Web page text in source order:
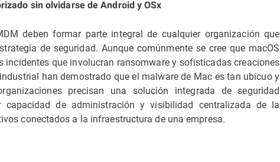
sin olvidarse de Android y OSx
deben formar parte integral de cualquier organización que
de seguridad. Aunque comúnmente se cree que macOS
incidentes que involucran ransomware y sofisticadas creaciones
han demostrado que el malware de Mac es tan ubicuo y
precisan una solución integrada de seguridad
de administración y visibilidad centralizada de la
conectados a la infraestructura de una empresa.